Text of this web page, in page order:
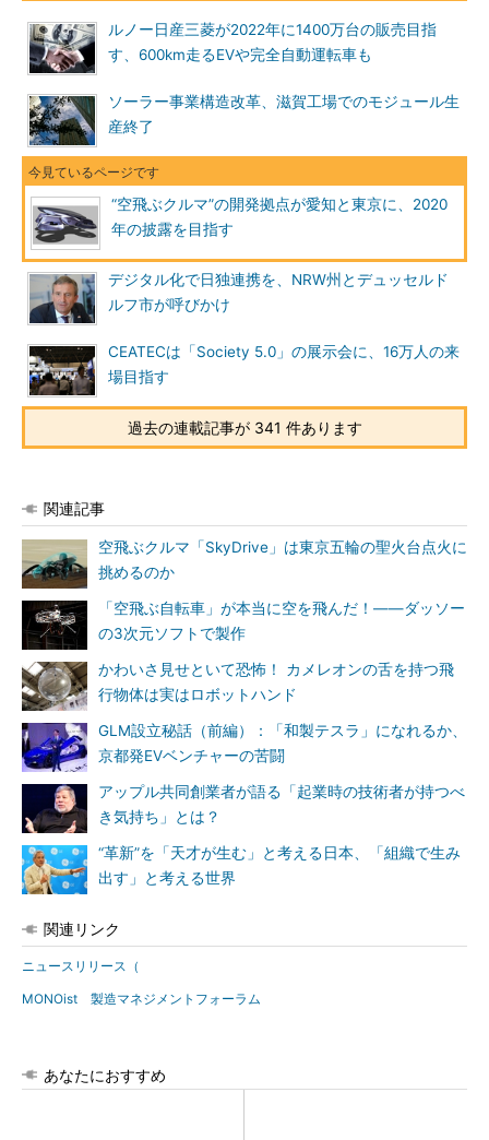
ルノー日産三菱が2022年に1400万台の販売目指
す、600km走るEVや完全自動運転車も
ソーラー事業構造改革、滋賀工場でのモジュール生
産終了
“空飛ぶクルマ”の開発拠点が愛知と東京に、2020
年の披露を目指す
デジタル化で日独連携を、NRW州とデュッセルド
ルフ市が呼びかけ
CEATECは「Society 5.0」の展示会に、16万人の来
場目指す
過去の連載記事が 341 件あります
関連記事
空飛ぶクルマ「SkyDrive」は東京五輪の聖火台点火に
挑めるのか
「空飛ぶ自転車」が本当に空を飛んだ！――ダッソー
の3次元ソフトで製作
かわいさ見せといて恐怖！ カメレオンの舌を持つ飛
行物体は実はロボットハンド
GLM設立秘話（前編）：「和製テスラ」になれるか、
京都発EVベンチャーの苦闘
アップル共同創業者が語る「起業時の技術者が持つべ
き気持ち」とは？
“革新”を「天才が生む」と考える日本、「組織で生み
出す」と考える世界
関連リンク
ニュースリリース（
MONOist 製造マネジメントフォーラム
あなたにおすすめ